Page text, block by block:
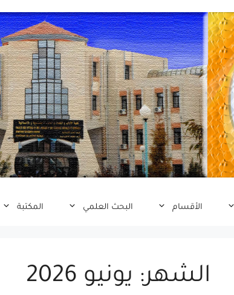
الأقسام البحث العلمي المكتبة
الشهر: يونيو 2026